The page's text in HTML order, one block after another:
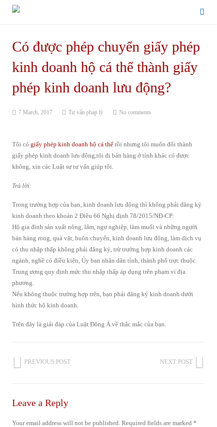
Có được phép chuyển giấy phép
kinh doanh hộ cá thể thành giấy
phép kinh doanh lưu động?
7 March, 2017 Tư vấn pháp lý No comments
Tôi có giấy phép kinh doanh hộ cá thể rồi nhưng tôi muốn đổi thành
giấy phép kinh doanh lưu động,tôi đi bán hàng ở tỉnh khác có được
không, xin các Luật sư tư vấn giúp tôi.
Trả lời:
Trong trường hợp của bạn, kinh doanh lưu động thì không phải đăng ký
kinh doanh theo khoản 2 Điều 66 Nghị định 78/2015/NĐ-CP:
Hộ gia đình sản xuất nông, lâm, ngư nghiệp, làm muối và những người
bán hàng rong, quà vặt, buôn chuyến, kinh doanh lưu động, làm dịch vụ
có thu nhập thấp không phải đăng ký, trừ trường hợp kinh doanh các
ngành, nghề có điều kiện, Ủy ban nhân dân tỉnh, thành phố trực thuộc
Trung ương quy định mức thu nhập thấp áp dụng trên phạm vi địa
phương.
Nếu không thuộc trường hợp trên, bạn phải đăng ký kinh doanh dưới
hình thức hộ kinh doanh.
Trên đây là giải đáp của Luật Đông Á về thắc mắc của bạn.
PREVIOUS POST NEXT POST
Leave a Reply
Your email address will not be published. Required fields are marked *